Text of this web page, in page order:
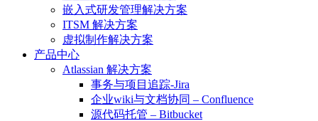
嵌入式研发管理解决方案
ITSM 解决方案
虚拟制作解决方案
产品中心
Atlassian 解决方案
事务与项目追踪-Jira
企业wiki与文档协同 – Confluence
源代码托管 – Bitbucket